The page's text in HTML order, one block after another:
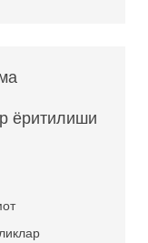
ёритилиши